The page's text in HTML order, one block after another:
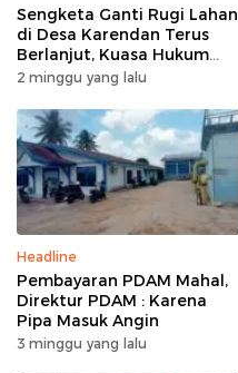
Sengketa Ganti Rugi Lahan
di Desa Karendan Terus
Berlanjut, Kuasa Hukum
Ajukan Kasasi
2 minggu yang lalu
Headline
Pembayaran PDAM Mahal,
Direktur PDAM : Karena
Pipa Masuk Angin
3 minggu yang lalu